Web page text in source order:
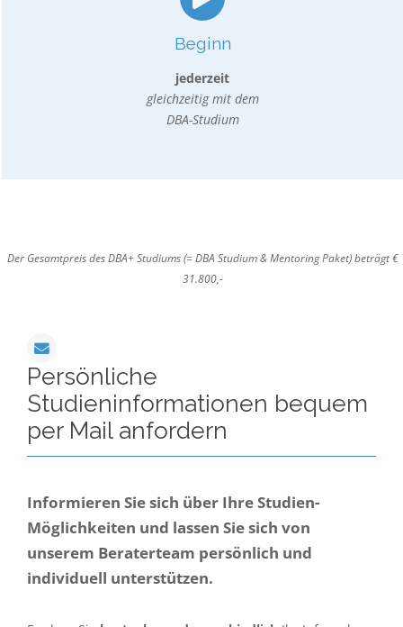
Beginn
jederzeit
gleichzeitig mit dem
DBA-Studium
Der Gesamtpreis des DBA+ Studiums (= DBA Studium & Mentoring Paket) beträgt €
31.800,-
Persönliche
Studieninformationen bequem
per Mail anfordern
Informieren Sie sich über Ihre Studien-
Möglichkeiten und lassen Sie sich von
unserem Beraterteam persönlich und
individuell unterstützen.